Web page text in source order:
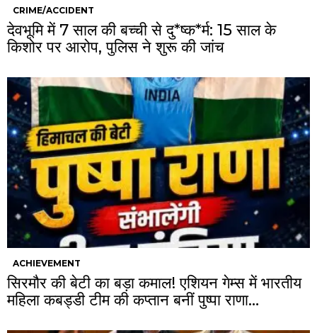
CRIME/ACCIDENT
देवभूमि में 7 साल की बच्ची से दु*ष्क*र्म: 15 साल के
किशोर पर आरोप, पुलिस ने शुरू की जांच
ACHIEVEMENT
सिरमौर की बेटी का बड़ा कमाल! एशियन गेम्स में भारतीय
महिला कबड्डी टीम की कप्तान बनीं पुष्पा राणा…